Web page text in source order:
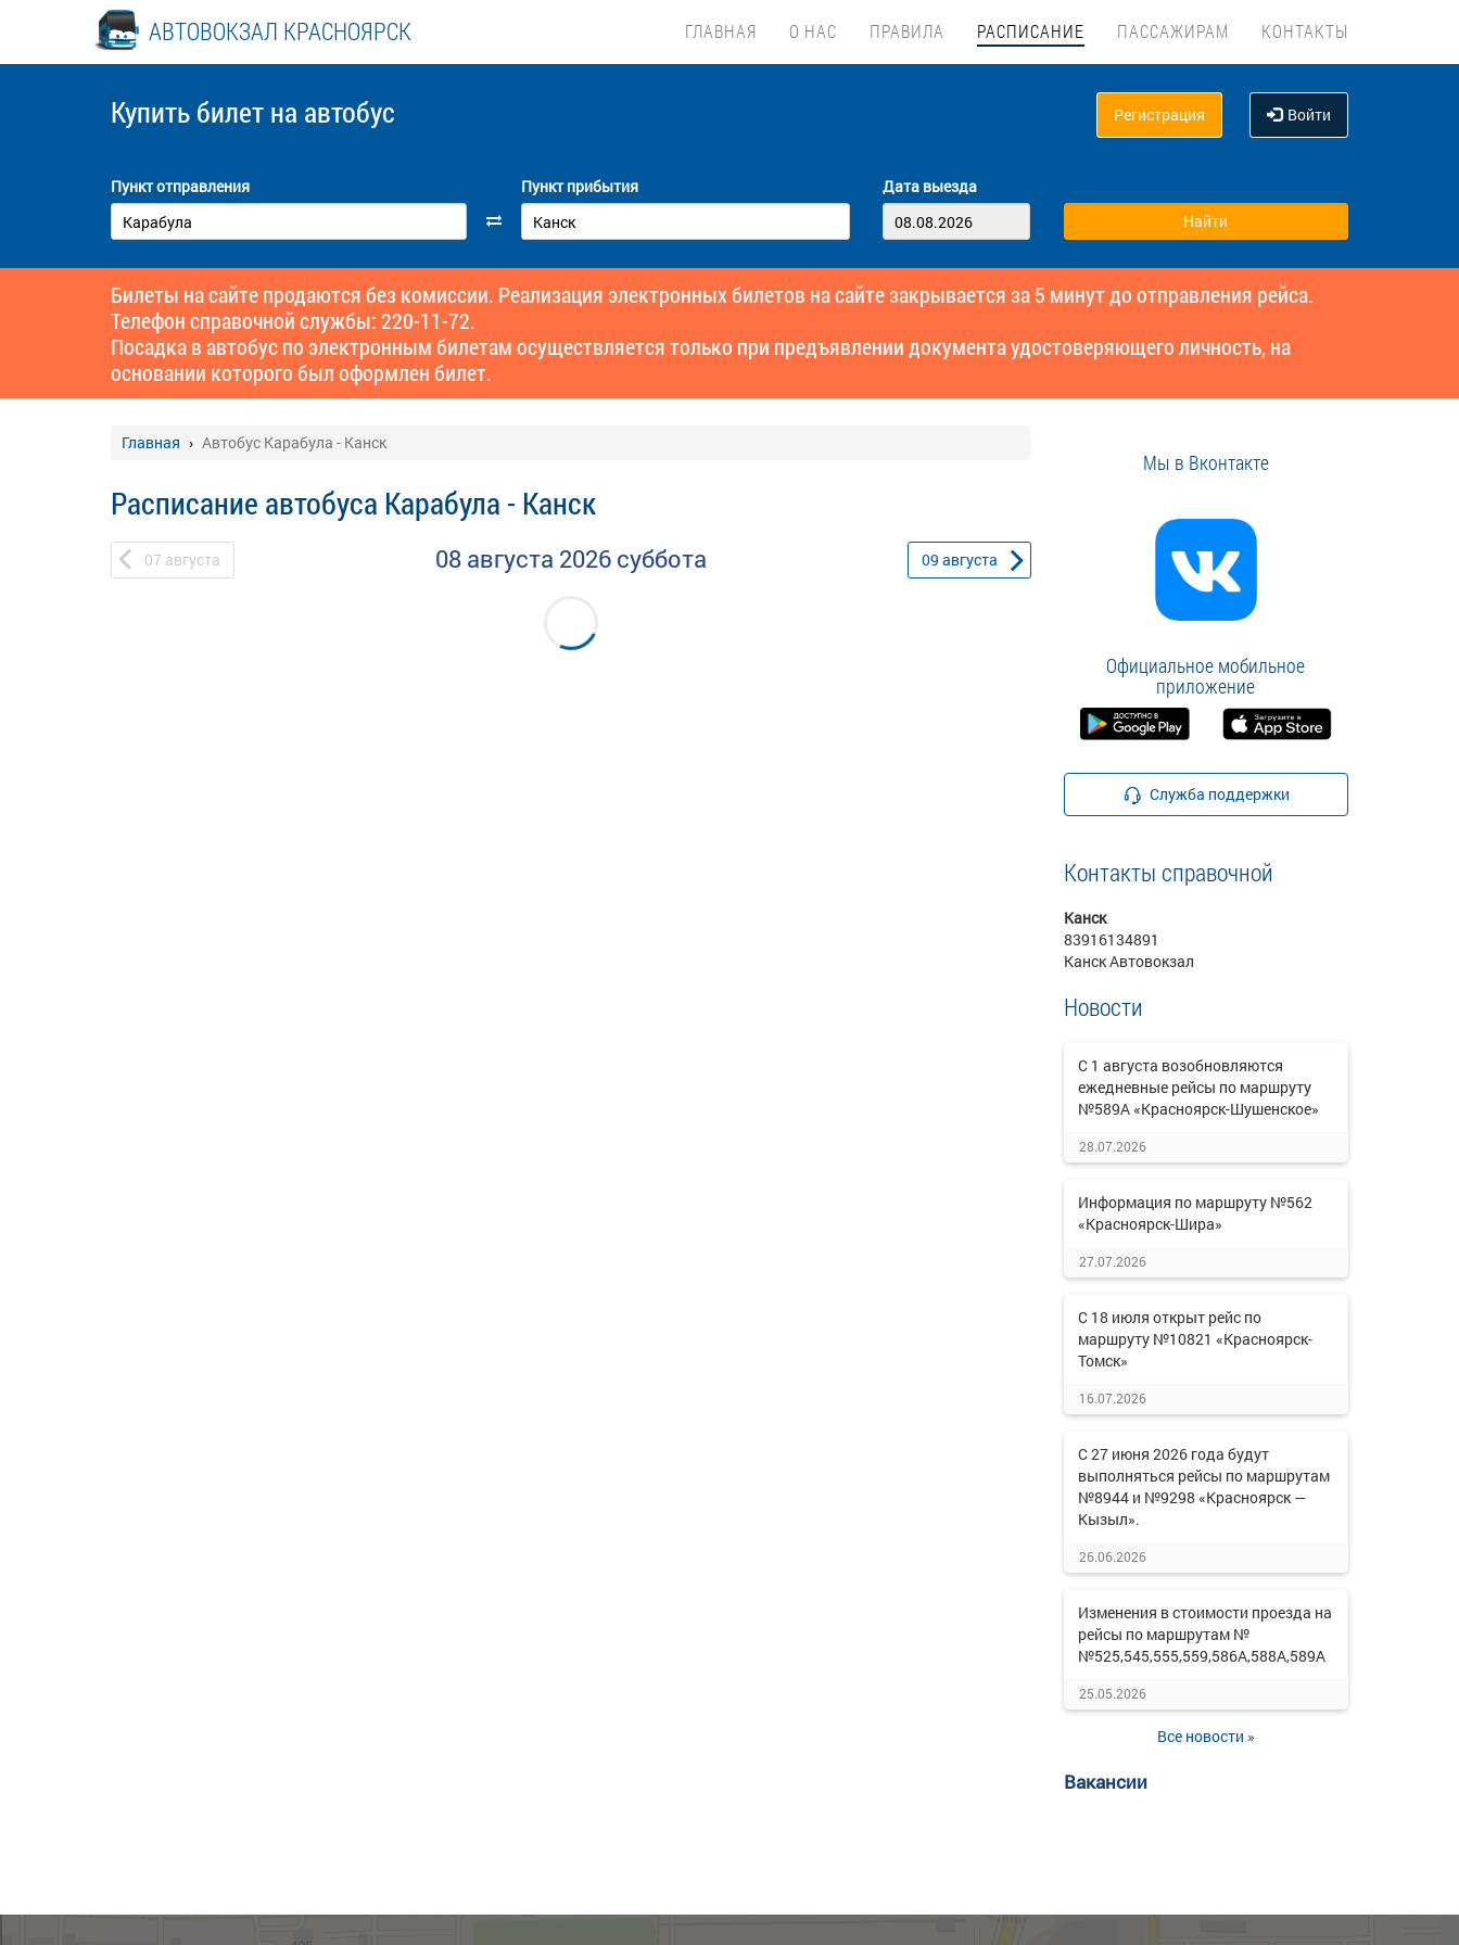
АВТОВОКЗАЛ КРАСНОЯРСК ГЛАВНАЯ О НАС ПРАВИЛА РАСПИСАНИЕ ПАССАЖИРАМ КОНТАКТЫ
Купить билет на автобус Регистрация Войти
Пункт отправления Пункт прибытия Дата выезда
Билеты на сайте продаются без комиссии. Реализация электронных билетов на сайте закрывается за 5 минут до отправления рейса.
Телефон справочной службы: 220-11-72.
Посадка в автобус по электронным билетам осуществляется только при предъявлении документа удостоверяющего личность, на
основании которого был оформлен билет.
Главная Автобус Карабула - Канск
Расписание автобуса Карабула - Канск
07 августа 08 августа 2026 суббота 09 августа
Мы в Вконтакте
Официальное мобильное
приложение
Служба поддержки
Контакты справочной
Канск
83916134891
Канск Автовокзал
Новости
С 1 августа возобновляются
ежедневные рейсы по маршруту
№589А «Красноярск-Шушенское»
28.07.2026
Информация по маршруту №562
«Красноярск-Шира»
27.07.2026
С 18 июля открыт рейс по
маршруту №10821 «Красноярск-
Томск»
16.07.2026
С 27 июня 2026 года будут
выполняться рейсы по маршрутам
№8944 и №9298 «Красноярск —
Кызыл».
26.06.2026
Изменения в стоимости проезда на
рейсы по маршрутам №
№525,545,555,559,586А,588А,589А
25.05.2026
Все новости »
Вакансии